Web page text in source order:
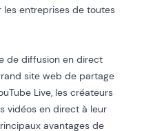
entreprises de toutes
de diffusion en direct
site web de partage
Live, les créateurs
vidéos en direct à leur
avantages de